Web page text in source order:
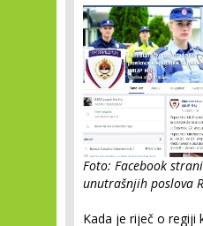
Foto: Facebook
unutrašnjih poslova
Kada je riječ o regiji